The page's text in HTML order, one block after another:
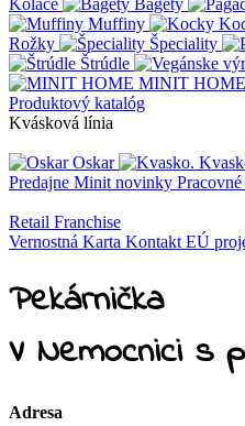
Muffiny
Rožky
Špeciality
Štrúdle
MINIT HOME
Produktový katalóg
Kvásková línia
Oskar
Predajne Minit novinky
Retail Franchise
Vernostná Karta Kontakt EÚ
Pekárnička
V Nemocnici s
Adresa